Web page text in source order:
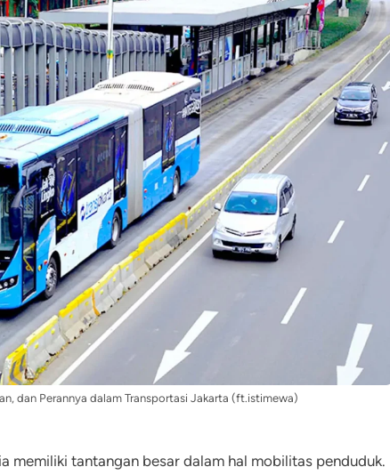
dan Perannya dalam Transportasi Jakarta (ft.istimewa)
memiliki tantangan besar dalam hal mobilitas penduduk.